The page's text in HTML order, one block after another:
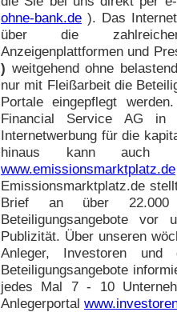
ohne-bank.de ). Das
über die zahlreichen
Anzeigenplattformen und
) weitgehend ohne
nur mit Fleißarbeit die
Portale eingepflegt
Financial Service AG in
Internetwerbung für die
hinaus kann auch
www.emissionsmarktplatz.de
Emissionsmarktplatz.de
Brief an über 22.000
Beteiligungsangebote
Publizität. Über unseren
Anleger, Investoren und
Beteiligungsangebote
jedes Mal 7 - 10
Anlegerportal